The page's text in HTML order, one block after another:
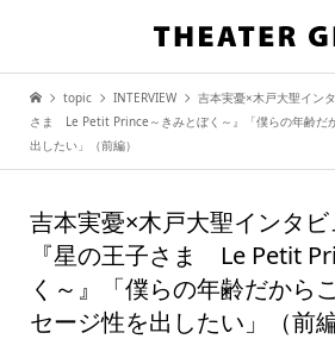
topic INTERVIEW
吉本実憂×木戸大聖イン
さま Le Petit Prince～きみとぼく～』「僕らの年齢だ
出したい」（前編）
吉本実憂×木戸大聖インタ
『星の王子さま Le Petit
く～』「僕らの年齢だから
セージ性を出したい」（前編